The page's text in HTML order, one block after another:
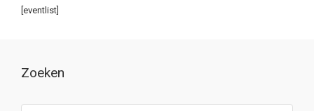
[eventlist]
Zoeken